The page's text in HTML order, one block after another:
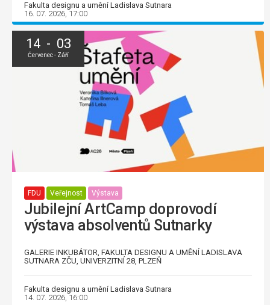
Fakulta designu a umění Ladislava Sutnara
16. 07. 2026, 17:00
14 - 03
Červenec - Září
FDU Veřejnost Výstava
Jubilejní ArtCamp doprovodí
výstava absolventů Sutnarky
GALERIE INKUBÁTOR, FAKULTA DESIGNU A UMĚNÍ LADISLAVA
SUTNARA ZČU, UNIVERZITNÍ 28, PLZEŇ
Fakulta designu a umění Ladislava Sutnara
14. 07. 2026, 16:00